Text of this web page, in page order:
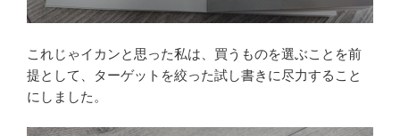
これじゃイカンと思った私は、買うものを選ぶことを前
提として、ターゲットを絞った試し書きに尽力すること
にしました。